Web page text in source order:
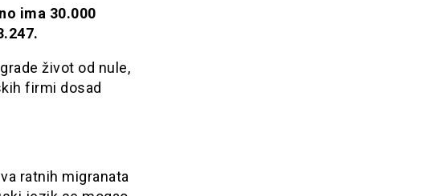
ima 30.000
život od nule,
firmi dosad
ratnih migranata